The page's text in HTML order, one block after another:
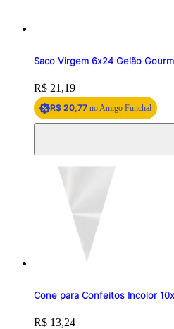
Saco Virgem 6x24 Gelão
Price:
R$ 21,19
R$ 20,77 no Amigo Funchal
Cone para Confeitos Incolor
Price:
R$ 13,24